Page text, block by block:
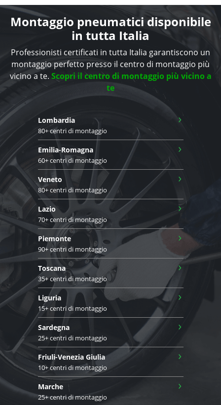
Montaggio pneumatici disponibile
in tutta Italia
Professionisti certificati in tutta Italia garantiscono un
montaggio perfetto presso il centro di montaggio più
vicino a te. Scopri il centro di montaggio più vicino a
te
Lombardia
80+ centri di montaggio
›
Emilia-Romagna
60+ centri di montaggio
›
Veneto
80+ centri di montaggio
›
Lazio
70+ centri di montaggio
›
Piemonte
90+ centri di montaggio
›
Toscana
35+ centri di montaggio
›
Liguria
15+ centri di montaggio
›
Sardegna
25+ centri di montaggio
›
Friuli-Venezia Giulia
10+ centri di montaggio
›
Marche
25+ centri di montaggio
›